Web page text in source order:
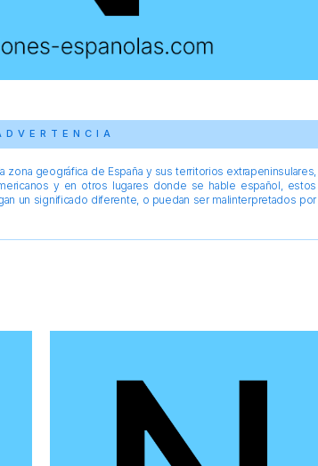
zona geográfica de España y sus territorios extrapeninsulares,
y en otros lugares donde se hable español, estos
un significado diferente, o puedan ser malinterpretados por